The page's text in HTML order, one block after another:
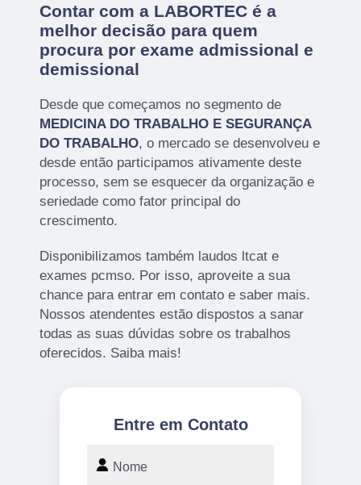
Contar com a LABORTEC é a
melhor decisão para quem
procura por exame admissional e
demissional
Desde que começamos no segmento de
MEDICINA DO TRABALHO E SEGURANÇA
DO TRABALHO, o mercado se desenvolveu e
desde então participamos ativamente deste
processo, sem se esquecer da organização e
seriedade como fator principal do
crescimento.
Disponibilizamos também laudos ltcat e
exames pcmso. Por isso, aproveite a sua
chance para entrar em contato e saber mais.
Nossos atendentes estão dispostos a sanar
todas as suas dúvidas sobre os trabalhos
oferecidos. Saiba mais!
Entre em Contato